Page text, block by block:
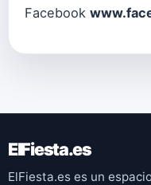
Facebook
ElFiesta.es
ElFiesta.es es un